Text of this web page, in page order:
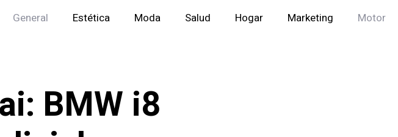
General Estética Moda Salud Hogar Marketing Motor
BMW i8